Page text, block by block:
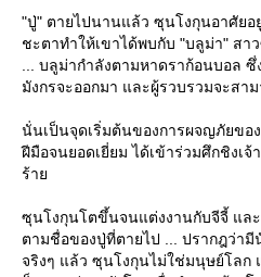
"ปู่" ตายไปนานแล้ว ซุนโงกุนอาศัย
ชะตาทำให้เขาได้พบกับ "บลูม่า" สาว
... บลูม่ากำลังตามหาดราก้อนบอล
มังกรจะออกมา และผู้รวบรวมจะสา
นั่นเป็นจุดเริ่มต้นของการผจญภัยขอ
ฝีมือจนยอดเยี่ยม ได้เข้าร่วมศึกชิงเ
ร้า
ซุนโงกุนโตขึ้นจนแต่งงานกับจีจี้ แล
ตามชื่อของปู่ที่ตายไป ... ปรากฎว่ามี
จริงๆ แล้ว ซุนโงกุนไม่ใช่มนุษย์โลก